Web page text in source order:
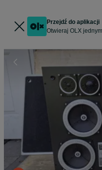
Przejdź do aplikacji
Otwieraj OLX